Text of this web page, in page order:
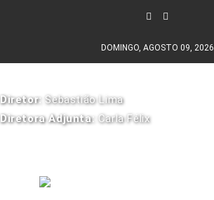
DOMINGO, AGOSTO 09, 2026
Diretor: Sebastião Lima
Diretora Adjunta: Carla Félix